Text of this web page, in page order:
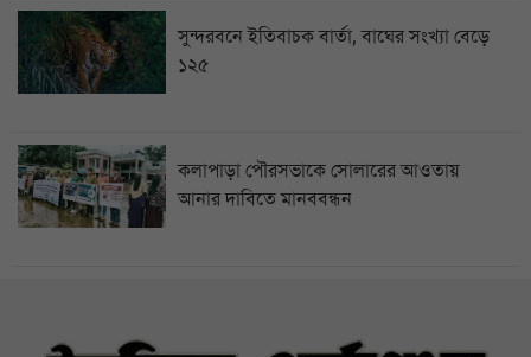
সুন্দরবনে ইতিবাচক বার্তা, বাঘের সংখ্যা বেড়ে
১২৫
কলাপাড়া পৌরসভাকে সোলারের আওতায়
আনার দাবিতে মানববন্ধন